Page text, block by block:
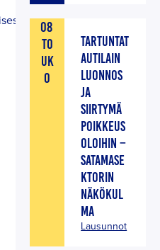
avaamisesta Euroopassa
08
TO
UK
O
TARTUNTAT
AUTILAIN
LUONNOS
JA
SIIRTYMÄ
POIKKEUS
OLOIHIN –
SATAMASE
KTORIN
NÄKÖKUL
MA
Lausunnot